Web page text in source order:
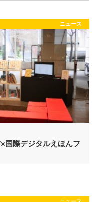
ニュース
国際デジタルえほんフ